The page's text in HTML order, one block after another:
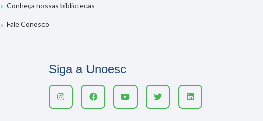
Conheça nossas bibliotecas
Fale Conosco
Siga a Unoesc